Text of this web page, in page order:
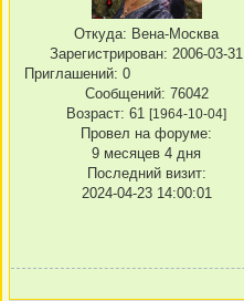
Откуда: Вена-Москва
Зарегистрирован: 2006-03-31
Приглашений: 0
Сообщений: 76042
Возраст: 61 [1964-10-04]
Провел на форуме:
9 месяцев 4 дня
Последний визит:
2024-04-23 14:00:01